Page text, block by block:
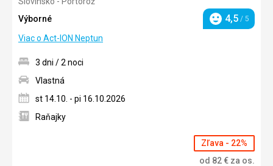
Výborné
Hodnotenie
4,5 / 5
Viac o Act-ION Neptun
3 dni / 2 noci
Vlastná
st 14.10. - pi 16.10.2026
Raňajky
Zľava - 22%
od 82€ za os.